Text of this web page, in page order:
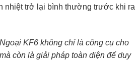
nhiệt trở lại bình thường trước khi ra
KF6 không chỉ là công cụ cho
còn là giải pháp toàn diện để duy